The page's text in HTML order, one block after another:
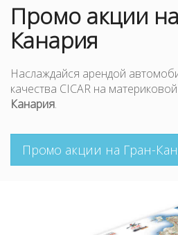
Промо акции
Канария
Наслаждайся арендой
качества CICAR на
Канария.
Промо акции на Гран-